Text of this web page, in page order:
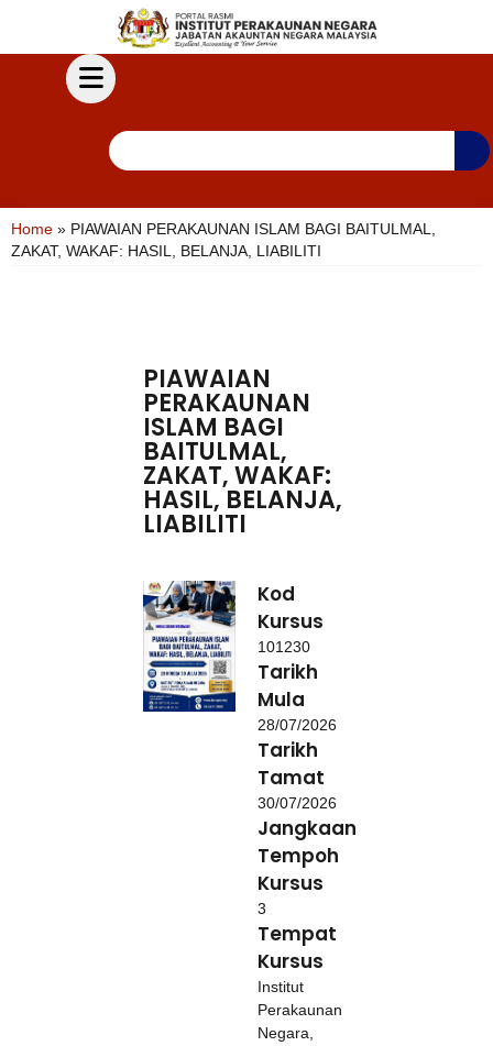
Home » PIAWAIAN PERAKAUNAN ISLAM BAGI BAITULMAL,
ZAKAT, WAKAF: HASIL, BELANJA, LIABILITI
PIAWAIAN
PERAKAUNAN
ISLAM BAGI
BAITULMAL,
ZAKAT, WAKAF:
HASIL, BELANJA,
LIABILITI
Kod
Kursus
101230
Tarikh
Mula
28/07/2026
Tarikh
Tamat
30/07/2026
Jangkaan
Tempoh
Kursus
3
Tempat
Kursus
Institut
Perakaunan
Negara,